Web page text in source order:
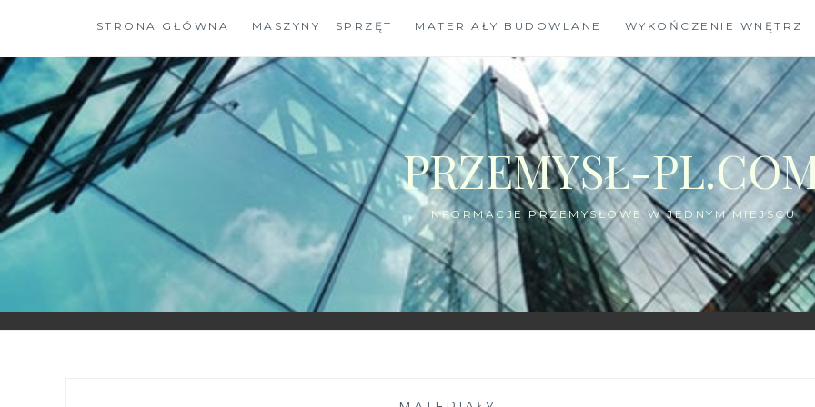
content
STRONA GŁÓWNA MASZYNY I SPRZĘT MATERIAŁY BUDOWLANE WYKOŃCZENIE WNĘTRZ
PRZEMYSŁ-
INFORMACJE PRZEMYSŁOWE W JEDNYM MIEJSCU